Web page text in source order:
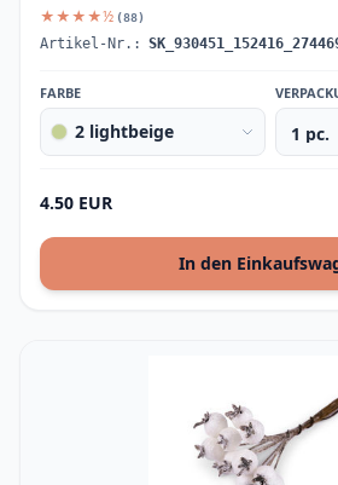
★★★★½ (88)
Artikel-Nr.:
FARBE
2 lightbeige
4.50 EUR
In den